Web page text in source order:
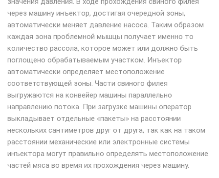
через машину инъектор, достигая очередной зоны,
автоматически меняет давление насоса. Таким образом
каждая зона проблемной мышцы получает именно то
количество рассола, которое может или должно быть
поглощено обрабатываемым участком. Инъектор
автоматически определяет местоположение
соответствующей зоны. Части свиного филея
выгружаются на конвейер машины параллельно
направлению потока. При загрузке машины оператор
выкладывает отдельные «пакеты» на расстоянии
нескольких сантиметров друг от друга, так как на таком
расстоянии механические или электронные системы
инъектора могут правильно определять местоположение
частей мяса во время их прохождения через машину.